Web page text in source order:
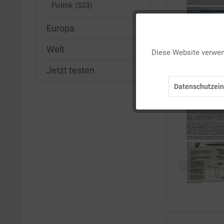
Politik (533)
Europa
Welt
Jetzt testen
Personalisierung
Diese Website